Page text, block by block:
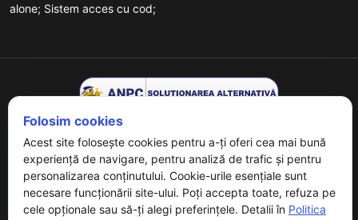
alone; Sistem acces cu cod;
Copyrights © 2026 URMET - Powered ByDigital Agency . All
Folosim cookies
Acest site folosește cookies pentru a-ți oferi cea mai bună
experiență de navigare, pentru analiză de trafic și pentru
personalizarea conținutului. Cookie-urile esențiale sunt
necesare funcționării site-ului. Poți accepta toate, refuza pe
cele opționale sau să-ți alegi preferințele. Detalii în Politica